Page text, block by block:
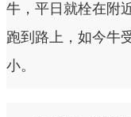
牛，平日就栓在附
跑到路上，如今牛
小。